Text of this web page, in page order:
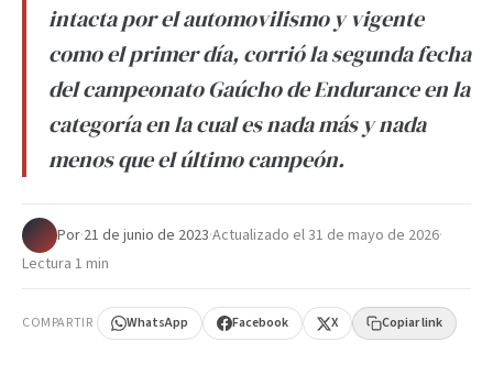
intacta por el automovilismo y vigente
como el primer día, corrió la segunda fecha
del campeonato Gaúcho de Endurance en la
categoría en la cual es nada más y nada
menos que el último campeón.
Por·21 de junio de 2023·Actualizado el31 de mayo de 2026·
Lectura 1 min
COMPARTIR WhatsApp Facebook X Copiar link